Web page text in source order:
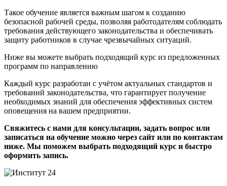
Такое обучение является важным шагом к созданию
безопасной рабочей среды, позволяя работодателям соблюдать
требования действующего законодательства и обеспечивать
защиту работников в случае чрезвычайных ситуаций.
Ниже вы можете выбрать подходящий курс из предложенных
программ по направлению
Каждый курс разработан с учётом актуальных стандартов и
требований законодательства, что гарантирует получение
необходимых знаний для обеспечения эффективных систем
оповещения на вашем предприятии.
Свяжитесь с нами для консультации, задать вопрос или
записаться на обучение можно через сайт или по контактам
ниже. Мы поможем выбрать подходящий курс и быстро
оформить запись.